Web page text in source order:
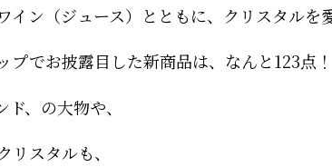
イン（ジュース）とともに、クリスタル
プでお披露目した新商品は、なんと123点！
、の大物や、
リスタルも、